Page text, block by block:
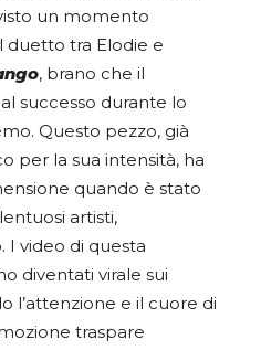
un momento
duetto tra Elodie e
, brano che il
successo durante lo
Questo pezzo, già
per la sua intensità, ha
quando è stato
artisti,
. I video di questa
diventati virale sui
l’attenzione e il cuore di
traspare